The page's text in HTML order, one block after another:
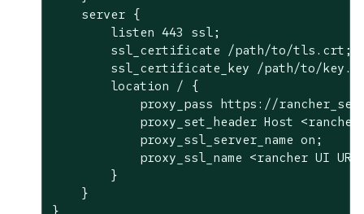
    server {
        listen 443 ssl;
        ssl_certificate /path/to/tls.crt;
ssl_certificate_key /path/to/
        location / {
proxy_pass https://
proxy_set_header Host <rancher
            proxy_ssl_server_name on;
proxy_ssl_name <rancher UI
        }
    }